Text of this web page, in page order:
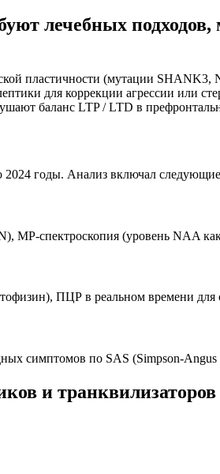
лечебных
пластичности (мутации
для коррекции агрессии или
баланс LTP / LTD в
2024 годы. Анализ включал
МР-спектроскопия (уровень NAA
ПЦР в реальном времени
симптомов по SAS (Simpson-Angus
и